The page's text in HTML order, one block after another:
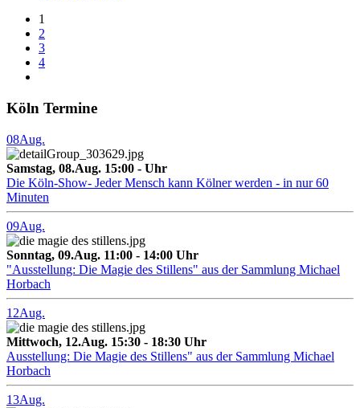
1
2
3
4
Köln Termine
08Aug.
Samstag, 08.Aug. 15:00 - Uhr
Die Köln-Show- Jeder Mensch kann Kölner werden - in nur 60
Minuten
09Aug.
Sonntag, 09.Aug. 11:00 - 14:00 Uhr
"Ausstellung: Die Magie des Stillens" aus der Sammlung Michael
Horbach
12Aug.
Mittwoch, 12.Aug. 15:30 - 18:30 Uhr
Ausstellung: Die Magie des Stillens" aus der Sammlung Michael
Horbach
13Aug.